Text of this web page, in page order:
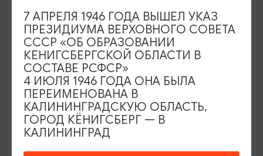
ОТ 500₽
7 АПРЕЛЯ 1946 ГОДА ВЫШЕЛ УКАЗ
ПРЕЗИДИУМА ВЕРХОВНОГО СОВЕТА
СССР «ОБ ОБРАЗОВАНИИ
КЕНИГСБЕРГСКОЙ ОБЛАСТИ В
СОСТАВЕ РСФСР»
4 ИЮЛЯ 1946 ГОДА ОНА БЫЛА
ПЕРЕИМЕНОВАНА В
КАЛИНИНГРАДСКУЮ ОБЛАСТЬ,
ГОРОД КЁНИГСБЕРГ — В
КАЛИНИНГРАД